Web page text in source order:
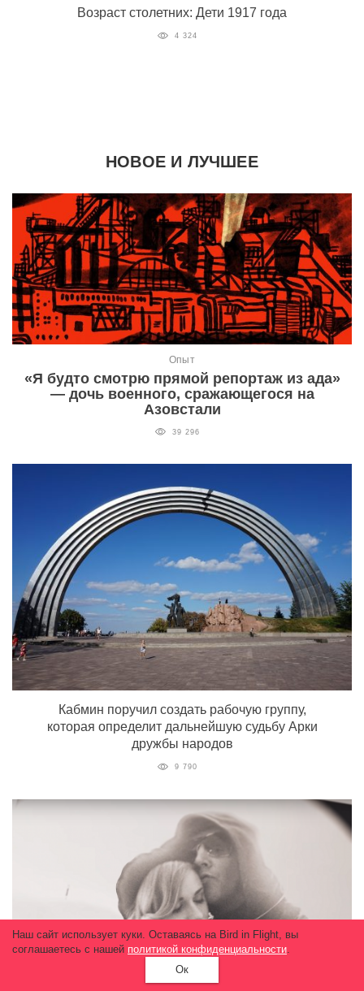
Возраст столетних: Дети 1917 года
4 324
НОВОЕ И ЛУЧШЕЕ
Опыт
«Я будто смотрю прямой репортаж из ада»
— дочь военного, сражающегося на
Азовстали
39 296
Кабмин поручил создать рабочую группу,
которая определит дальнейшую судьбу Арки
дружбы народов
9 790
Наш сайт использует куки. Оставаясь на Bird in Flight, вы
соглашаетесь с нашей политикой конфиденциальности.
Ок